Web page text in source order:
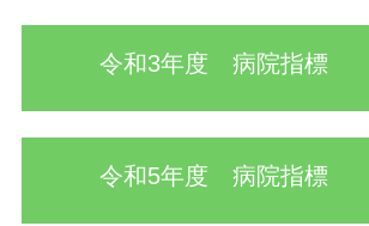
令和3年度 病院指標
令和5年度 病院指標